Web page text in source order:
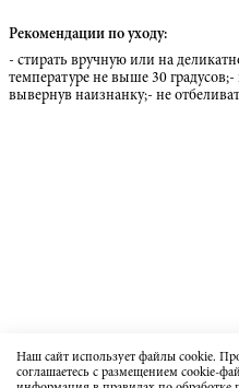
Рекомендации по уходу:
- стирать вручную или на
температуре не выше 30
вывернув наизнанку;- не
Наш сайт использует файлы cookie.
соглашаетесь с размещением cookie-